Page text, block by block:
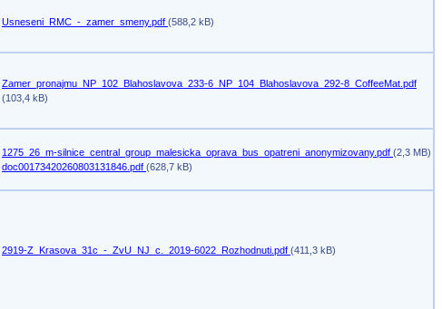
Usneseni_RMC_-_zamer_smeny.pdf (588,2 kB)
Zamer_pronajmu_NP_102_Blahoslavova_233-6_NP_104_Blahoslavova_292-8_CoffeeMat.pdf
(103,4 kB)
1275_26_m-silnice_central_group_malesicka_oprava_bus_opatreni_anonymizovany.pdf (2,3 MB)
doc00173420260803131846.pdf (628,7 kB)
2919-Z_Krasova_31c_-_ZvU_NJ_c._2019-6022_Rozhodnuti.pdf (411,3 kB)